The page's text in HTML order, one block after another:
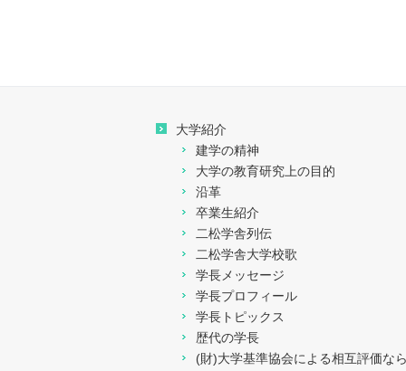
大学紹介
建学の精神
大学の教育研究上の目的
沿革
卒業生紹介
二松学舎列伝
二松学舎大学校歌
学長メッセージ
学長プロフィール
学長トピックス
歴代の学長
(財)大学基準協会による相互評価な